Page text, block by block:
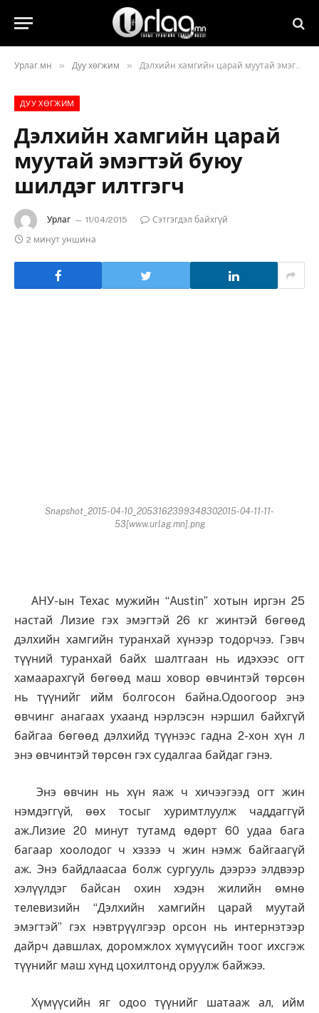
Урлаг.мн » Дуу хөгжим » Дэлхийн хамгийн царай муутай эмэгтэй буюу шилдэг илтгэгч
ДУУ ХӨГЖИМ
Дэлхийн хамгийн царай
муутай эмэгтэй буюу
шилдэг илтгэгч
Урлаг 11/04/2015
Сэтгэгдэл байхгүй
2 минут уншина
Snapshot_2015-04-10_2053162399348302015-04-11-11-
53[www.urlag.mn].png
АНУ-ын Техас мужийн “Austin” хотын иргэн 25
настай Лизие гэх эмэгтэй 26 кг жинтэй бөгөөд
дэлхийн хамгийн туранхай хүнээр тодорчээ. Гэвч
түүний туранхай байх шалтгаан нь идэхээс огт
хамаарахгүй бөгөөд маш ховор өвчинтэй төрсөн
нь түүнийг ийм болгосон байна.Одоогоор энэ
өвчинг анагаах ухаанд нэрлэсэн нэршил байхгүй
байгаа бөгөөд дэлхийд түүнээс гадна 2-хон хүн л
энэ өвчинтэй төрсөн гэх судалгаа байдаг гэнэ.
Энэ өвчин нь хүн яаж ч хичээгээд огт жин
нэмдэггүй, өөх тосыг хуримтлуулж чаддаггүй
аж.Лизие 20 минут тутамд өдөрт 60 удаа бага
багаар хоолодог ч хэзээ ч жин нэмж байгаагүй
аж. Энэ байдлаасаа болж сургууль дээрээ элдвээр
хэлүүлдэг байсан охин хэдэн жилийн өмнө
телевизийн “Дэлхийн хамгийн царай муутай
эмэгтэй” гэх нэвтрүүлгээр орсон нь интернэтээр
дайрч давшлах, доромжлох хүмүүсийн тоог ихсгэж
түүнийг маш хүнд цохилтонд оруулж байжээ.
Хүмүүсийн яг одоо түүнийг шатааж ал, ийм